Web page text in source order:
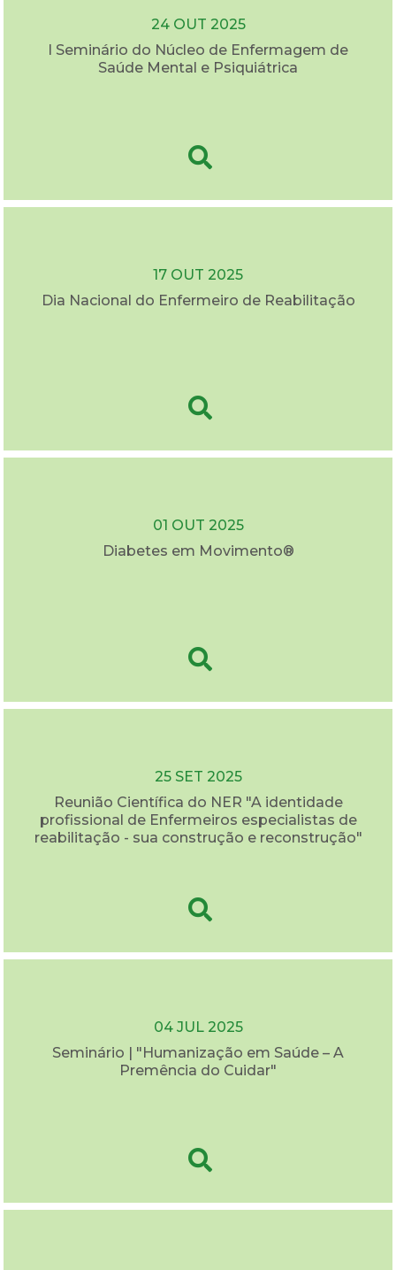
24 OUT 2025
I Seminário do Núcleo de Enfermagem de
Saúde Mental e Psiquiátrica
17 OUT 2025
Dia Nacional do Enfermeiro de Reabilitação
01 OUT 2025
Diabetes em Movimento®
25 SET 2025
Reunião Científica do NER "A identidade
profissional de Enfermeiros especialistas de
reabilitação - sua construção e reconstrução"
04 JUL 2025
Seminário | "Humanização em Saúde – A
Premência do Cuidar"